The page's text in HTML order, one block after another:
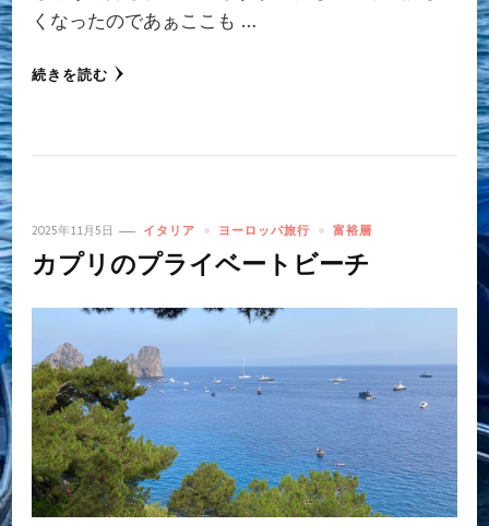
くなったのであぁここも …
続きを読む
2025年11月5日 イタリア ヨーロッパ旅行 富裕層
カプリのプライベートビーチ